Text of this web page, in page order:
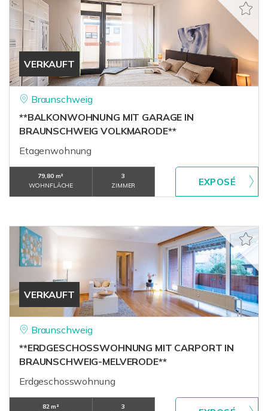
VERKAUFT
Braunschweig
**BALKONWOHNUNG MIT GARAGE IN
BRAUNSCHWEIG VOLKMARODE**
Etagenwohnung
79,80 m²
WOHNFLÄCHE
3
ZIMMER
VERKAUFT
Braunschweig
**ERDGESCHOSSWOHNUNG MIT CARPORT IN
BRAUNSCHWEIG-MELVERODE**
Erdgeschosswohnung
82 m²
3